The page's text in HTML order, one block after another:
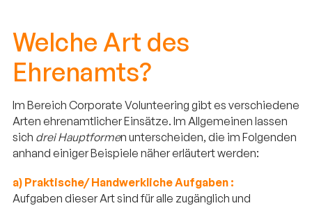
Welche Art des
Ehrenamts?
Im Bereich Corporate Volunteering gibt es verschiedene
Arten ehrenamtlicher Einsätze. Im Allgemeinen lassen
sich drei Hauptformen unterscheiden, die im Folgenden
anhand einiger Beispiele näher erläutert werden:
a) Praktische/ Handwerkliche Aufgaben :
Aufgaben dieser Art sind für alle zugänglich und